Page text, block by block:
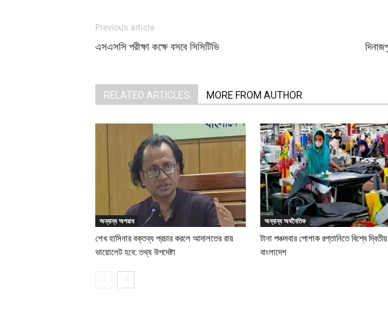
Previous article
এসএসসি পরীক্ষা কক্ষে বসবে সিসিটিভি
RELATED ARTICLES MORE FROM AUTHOR
অন্যান্য অপরাধ
শেখ হাসিনার বক্তব্য প্রচার করলে আদালতের রায়
ভায়োলেট হবে: তথ্য উপদেষ্টা
অন্যান্য অর্থনৈতিক
টানা পঞ্চমবার পোশাক রপ্তানিতে বিশ্বে দ্বিতীয়
বাংলাদেশ